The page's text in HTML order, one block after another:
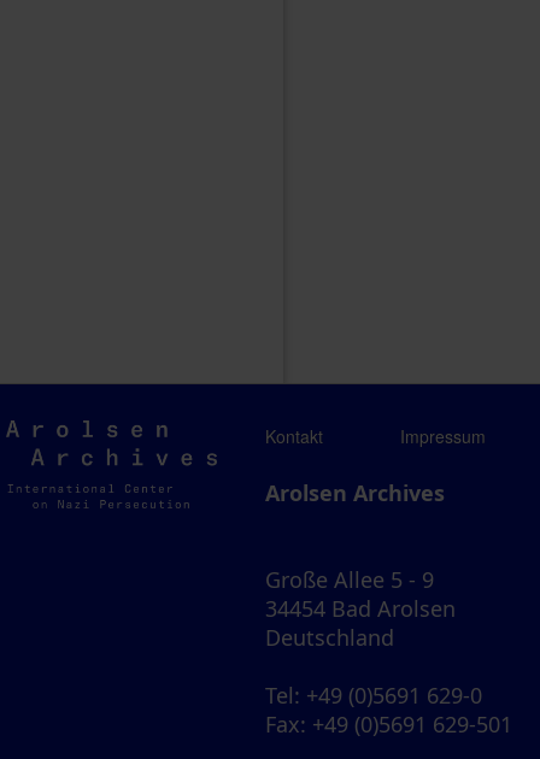
Arolsen
Archives
Kontakt Impressum
Arolsen Archives
Große Allee 5 - 9
34454 Bad Arolsen
Deutschland
Tel: +49 (0)5691 629-0
Fax: +49 (0)5691 629-501